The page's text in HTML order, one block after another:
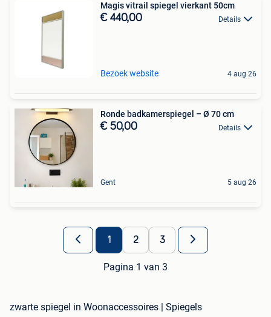
Magis vitrail spiegel vierkant 50cm
€ 440,00 Details
Bezoek website 4 aug 26
Ronde badkamerspiegel – Ø 70 cm
€ 50,00 Details
Gent 5 aug 26
1 2 3
Pagina 1 van 3
zwarte spiegel in Woonaccessoires | Spiegels